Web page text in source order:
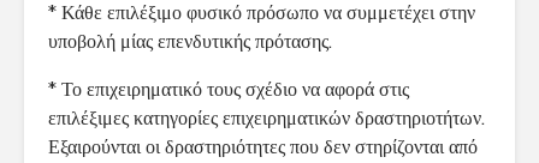
* Κάθε επιλέξιμο φυσικό πρόσωπο να συμμετέχει στην
υποβολή μίας επενδυτικής πρότασης.
* Το επιχειρηματικό τους σχέδιο να αφορά στις
επιλέξιμες κατηγορίες επιχειρηματικών δραστηριοτήτων.
Εξαιρούνται οι δραστηριότητες που δεν στηρίζονται από